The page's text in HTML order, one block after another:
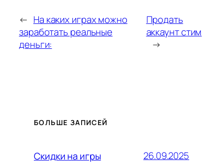
← На каких играх можно
заработать реальные
деньги:
Продать
аккаунт стим
→
БОЛЬШЕ ЗАПИСЕЙ
Скидки на игры 26.09.2025